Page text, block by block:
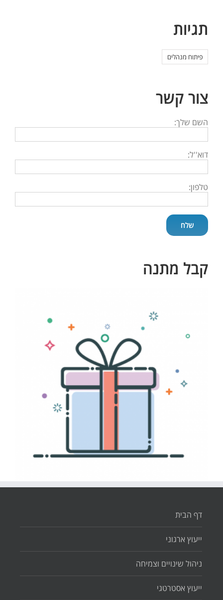
תגיות
פיתוח מנהלים
צור קשר
השם שלך:
דוא''ל:
טלפון:
קבל מתנה
דף הבית
ייעוץ ארגוני
ניהול שינויים וצמיחה
ייעוץ אסטרטגי